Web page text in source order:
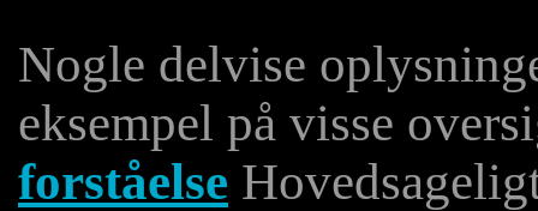
Nogle delvise
eksempel på visse
forståelse